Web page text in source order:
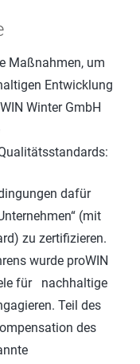
Maßnahmen, um
Entwicklung
Winter GmbH
dafür
(mit
zu zertifizieren.
wurde proWIN
für nachhaltige
Teil des
des